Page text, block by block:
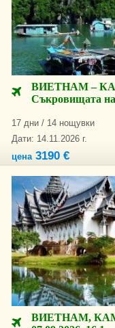
ВИЕТНАМ –
Съкровищата
17 дни / 14 нощувки
Дати: 14.11.2026 г.
цена3190 €
ВИЕТНАМ,